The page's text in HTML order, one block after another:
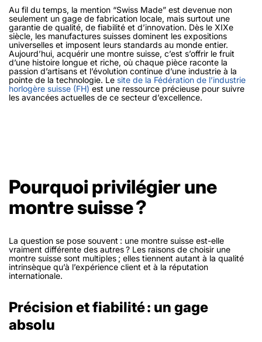
Au fil du temps, la mention “Swiss Made” est devenue non
seulement un gage de fabrication locale, mais surtout une
garantie de qualité, de fiabilité et d’innovation. Dès le XIXe
siècle, les manufactures suisses dominent les expositions
universelles et imposent leurs standards au monde entier.
Aujourd’hui, acquérir une montre suisse, c’est s’offrir le fruit
d’une histoire longue et riche, où chaque pièce raconte la
passion d’artisans et l’évolution continue d’une industrie à la
pointe de la technologie. Le site de la Fédération de l’industrie
horlogère suisse (FH) est une ressource précieuse pour suivre
les avancées actuelles de ce secteur d’excellence.
Pourquoi privilégier une
montre suisse ?
La question se pose souvent : une montre suisse est-elle
vraiment différente des autres ? Les raisons de choisir une
montre suisse sont multiples ; elles tiennent autant à la qualité
intrinsèque qu’à l’expérience client et à la réputation
internationale.
Précision et fiabilité : un gage
absolu